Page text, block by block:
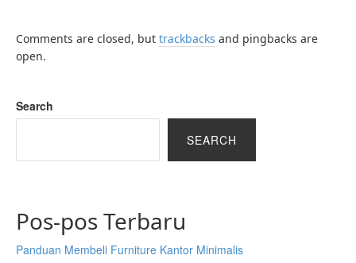
Comments are closed, but trackbacks and pingbacks are
open.
Search
SEARCH
Pos-pos Terbaru
Panduan Membeli Furniture Kantor Minimalis